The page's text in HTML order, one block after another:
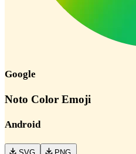
Google
Noto Color Emoji
Android